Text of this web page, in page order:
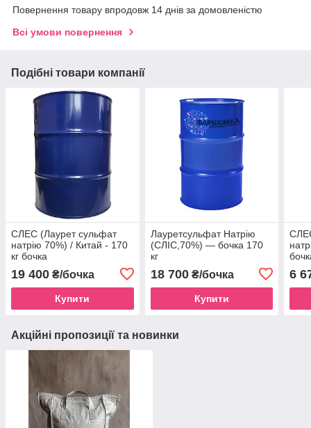
Повернення товару впродовж 14 днів за домовленістю
Всі умови повернення
Подібні товари компанії
СЛЕС (Лаурет сульфат
натрію 70%) / Китай - 170
кг бочка
19 400 ₴/бочка
Купити
Лауретсульфат Натрію
(СЛІС,70%) — бочка 170
кг
18 700₴/бочка
Купити
6
Акційні пропозиції та новинки